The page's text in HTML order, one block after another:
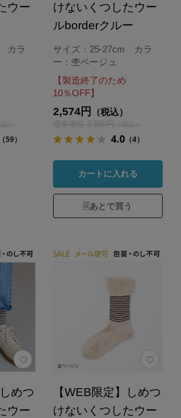
ウー
カラ
）
59）
けないくつしたウー
ルborderクルー
サイズ：25-27cm カラ
ー：杢ベージュ
【製造終了のため
10％OFF】
2,574円 （税込）
通常価格 2,860円 （税込）
4.0（4）
カートに入れる
あとで買う
めつ
ウー
【WEB限定】しめつ
けないくつしたウー